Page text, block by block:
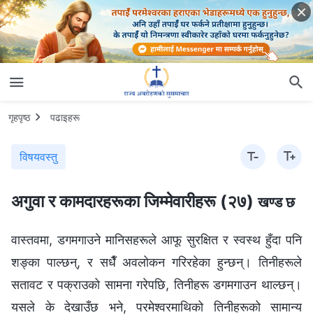
गृहपृष्ठ पढाइहरू
विषयवस्तु
अगुवा र कामदारहरूका जिम्‍मेवारीहरू (२७)खण्ड छ
वास्तवमा, डगमगाउने मानिसहरूले आफू सुरक्षित र स्वस्थ हुँदा पनि
शङ्का पाल्छन्, र सधैँ अवलोकन गरिरहेका हुन्छन्। तिनीहरूले
सतावट र पक्राउको सामना गरेपछि, तिनीहरू डगमगाउन थाल्छन्।
यसले के देखाउँछ भने, परमेश्‍वरमाथिको तिनीहरूको सामान्य